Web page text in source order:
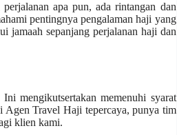
apa pun, ada rintangan dan
pentingnya pengalaman haji yang
jamaah sepanjang perjalanan haji dan
mengikutsertakan memenuhi syarat
Agen Travel Haji tepercaya, punya tim
klien kami.